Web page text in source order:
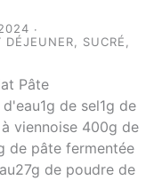
DÉJEUNER, SUCRÉ,
Pâte
de sel1g de
viennoise 400g de
de pâte fermentée
de poudre de